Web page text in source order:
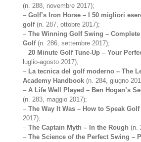
(n. 288, novembre 2017);
–Golf’s Iron Horse – I 50 migliori
golf(n. 287, ottobre 2017);
–The Winning Golf Swing –
Golf(n. 286, settembre 2017);
–20 Minute Golf Tune-Up – Your
luglio-agosto 2017);
– La tecnica del golf moderno – The
Academy Handbook (n. 284, giugno
–A Life Well Played – Ben Hogan’s
(n. 283, maggio 2017);
–The Way It Was – How to Speak Golf
2017);
–The Captain Myth – In the Rough (n.
–The Science of the Perfect Swing –